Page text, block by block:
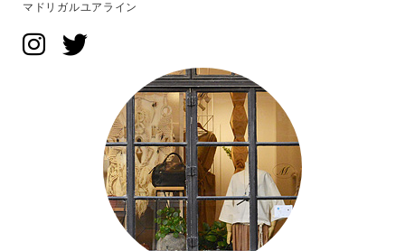
マドリガルユアライン